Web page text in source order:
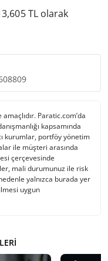
TL olarak
Paratic.com’da
kapsamında
kurumlar, portföy yönetim
ile müşteri arasında
çerçevesinde
mali durumunuz ile risk
yalnızca burada yer
uygun